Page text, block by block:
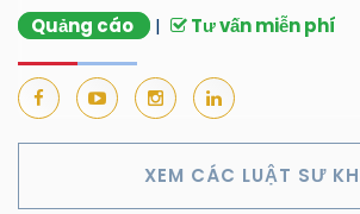
Quảng cáo
| Tư vấn miễn phí
XEM CÁC LUẬT SƯ